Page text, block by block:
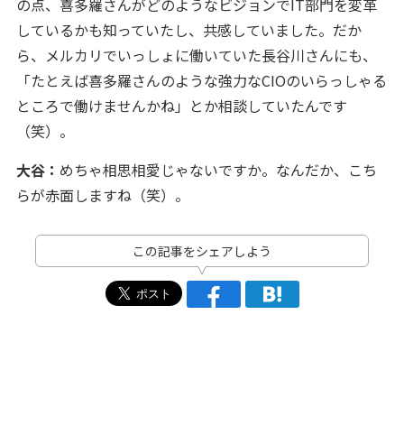
の点、喜多羅さんがどのようなビジョンでIT部門を変革
しているかも知っていたし、共感していました。だか
ら、メルカリでいっしょに働いていた長谷川さんにも、
「たとえば喜多羅さんのような強力なCIOのいらっしゃる
ところで働けませんかね」とか相談していたんです
（笑）。
大谷： めちゃ相思相愛じゃないですか。なんだか、こち
らが赤面しますね（笑）。
この記事をシェアしよう